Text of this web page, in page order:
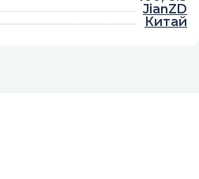
JianZD
Китай